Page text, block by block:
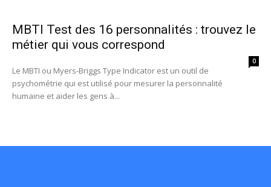
MBTI Test des 16 personnalités : trouvez le
métier qui vous correspond
0
Le MBTI ou Myers-Briggs Type Indicator est un outil de
psychométrie qui est utilisé pour mesurer la personnalité
humaine et aider les gens à...